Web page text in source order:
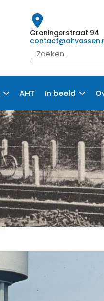
Groningerstraat 94
Search
...
AHT In beeld